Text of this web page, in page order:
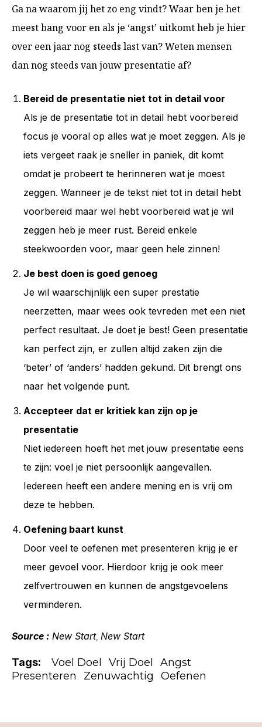
Ga na waarom jij het zo eng vindt? Waar ben je het
meest bang voor en als je ‘angst’ uitkomt heb je hier
over een jaar nog steeds last van? Weten mensen
dan nog steeds van jouw presentatie af?
Bereid de presentatie niet tot in detail voor
Als je de presentatie tot in detail hebt voorbereid
focus je vooral op alles wat je moet zeggen. Als je
iets vergeet raak je sneller in paniek, dit komt
omdat je probeert te herinneren wat je moest
zeggen. Wanneer je de tekst niet tot in detail hebt
voorbereid maar wel hebt voorbereid wat je wil
zeggen heb je meer rust. Bereid enkele
steekwoorden voor, maar geen hele zinnen!
Je best doen is goed genoeg
Je wil waarschijnlijk een super prestatie
neerzetten, maar wees ook tevreden met een niet
perfect resultaat. Je doet je best! Geen presentatie
kan perfect zijn, er zullen altijd zaken zijn die
‘beter’ of ‘anders’ hadden gekund. Dit brengt ons
naar het volgende punt.
Accepteer dat er kritiek kan zijn op je
presentatie
Niet iedereen hoeft het met jouw presentatie eens
te zijn: voel je niet persoonlijk aangevallen.
Iedereen heeft een andere mening en is vrij om
deze te hebben.
Oefening baart kunst
Door veel te oefenen met presenteren krijg je er
meer gevoel voor. Hierdoor krijg je ook meer
zelfvertrouwen en kunnen de angstgevoelens
verminderen.
Source : New Start, New Start
Tags: Voel Doel Vrij Doel
Angst
Presenteren
Zenuwachtig Oefenen